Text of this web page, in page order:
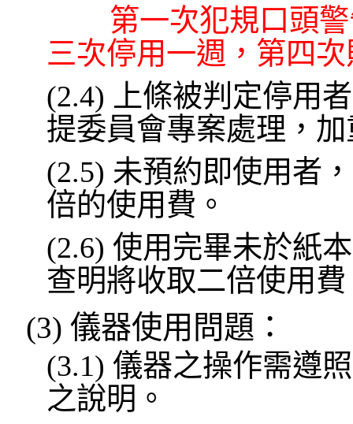
第一次犯規口頭警
三次停用一週，第四
(2.4) 上條被判定停用
提委員會專案處理，
(2.5) 未預約即使用者
倍的使用費。
(2.6) 使用完畢未於紙
查明將收取二倍使用費
(3) 儀器使用問題 ：
(3.1) 儀器之操作需遵
之說明。